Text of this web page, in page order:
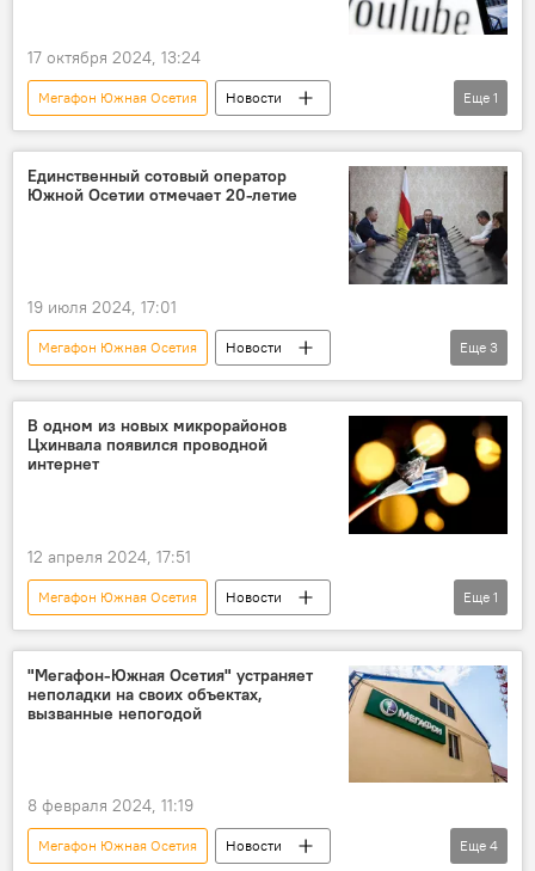
17 октября 2024, 13:24
Мегафон Южная Осетия
Новости
Интернет
Еще 1
Единственный сотовый оператор
Южной Осетии отмечает 20-летие
19 июля 2024, 17:01
Мегафон Южная Осетия
Новости
Южная Осетия
Мобильная связь
Еще 3
В одном из новых микрорайонов
Цхинвала появился проводной
интернет
12 апреля 2024, 17:51
Мегафон Южная Осетия
Новости
Южная Осетия
Еще 1
"Мегафон-Южная Осетия" устраняет
неполадки на своих объектах,
вызванные непогодой
8 февраля 2024, 11:19
Мегафон Южная Осетия
Новости
Еще 4